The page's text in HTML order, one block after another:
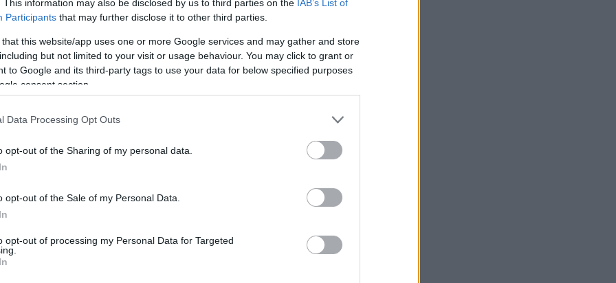
This information may also be disclosed by us to third parties on the IAB’s List of
Participants that may further disclose it to other third parties.
that this website/app uses one or more Google services and may gather and store
but not limited to your visit or usage behaviour. You may click to grant or
to Google and its third-party tags to use your data for below specified purposes
consent section.
Data Processing Opt Outs
opt-out of the Sharing of my personal data.
opt-out of the Sale of my Personal Data.
opt-out of processing my Personal Data for Targeted
i vinter, bare slått av Johannes Høsflot Klæbo. Foto: Joel Marklund /
brokkoli-shots. Han går imidlertid på mer enn
til forskningsbevis. Og det du ser, er at det (brokkoli
Poromaa.
to store milepæler: I midten av januar tok William